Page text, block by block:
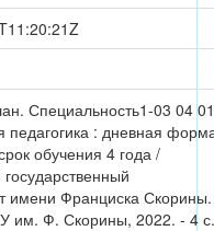
Специальность1-03 04 01
педагогика : дневная
обучения 4 года /
имени Франциска
им. Ф. Скорины, 2022. - 4 с.